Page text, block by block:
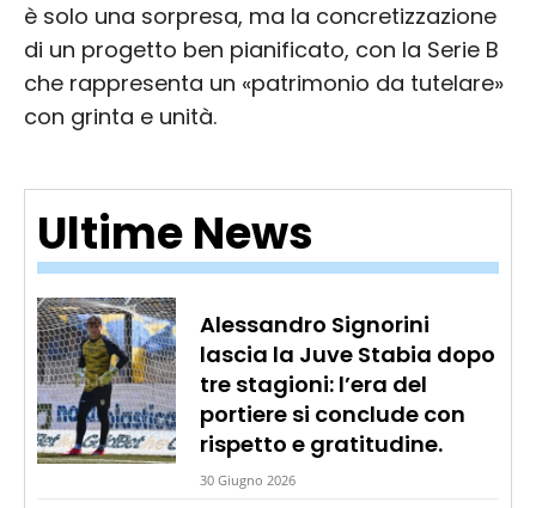
Ultime News
Alessandro Signorini
lascia la Juve Stabia dopo
tre stagioni: l’era del
portiere si conclude con
rispetto e gratitudine.
30 Giugno 2026
è solo una sorpresa, ma la concretizzazione
di un progetto ben pianificato, con la Serie B
che rappresenta un «patrimonio da tutelare»
con grinta e unità.